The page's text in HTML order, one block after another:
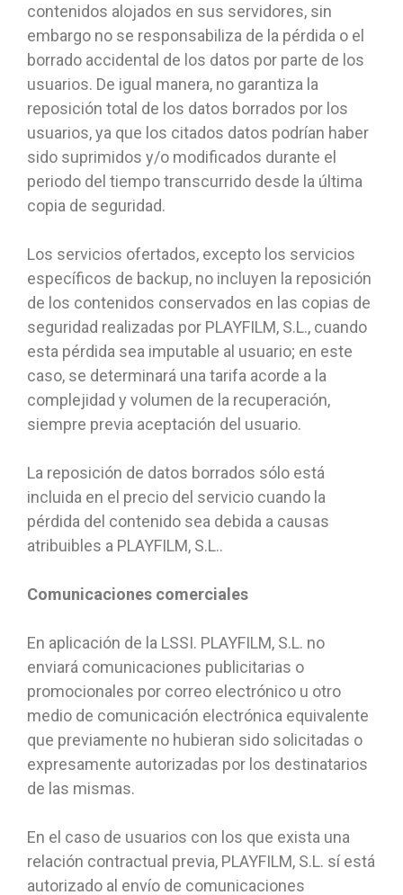
contenidos alojados en sus servidores, sin
embargo no se responsabiliza de la pérdida o el
borrado accidental de los datos por parte de los
usuarios. De igual manera, no garantiza la
reposición total de los datos borrados por los
usuarios, ya que los citados datos podrían haber
sido suprimidos y/o modificados durante el
periodo del tiempo transcurrido desde la última
copia de seguridad.
Los servicios ofertados, excepto los servicios
específicos de backup, no incluyen la reposición
de los contenidos conservados en las copias de
seguridad realizadas por PLAYFILM, S.L., cuando
esta pérdida sea imputable al usuario; en este
caso, se determinará una tarifa acorde a la
complejidad y volumen de la recuperación,
siempre previa aceptación del usuario.
La reposición de datos borrados sólo está
incluida en el precio del servicio cuando la
pérdida del contenido sea debida a causas
atribuibles a PLAYFILM, S.L..
Comunicaciones comerciales
En aplicación de la LSSI. PLAYFILM, S.L. no
enviará comunicaciones publicitarias o
promocionales por correo electrónico u otro
medio de comunicación electrónica equivalente
que previamente no hubieran sido solicitadas o
expresamente autorizadas por los destinatarios
de las mismas.
En el caso de usuarios con los que exista una
relación contractual previa, PLAYFILM, S.L. sí está
autorizado al envío de comunicaciones